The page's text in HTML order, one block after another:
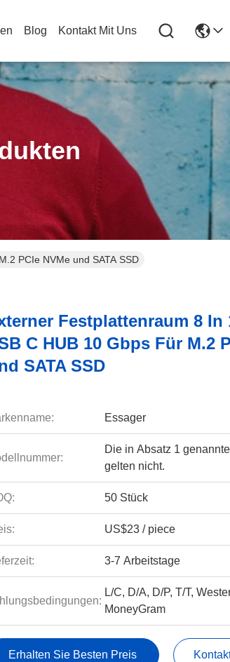
Blog Kontakt Mit Uns
PCIe NVMe und SATA SSD
Festplattenraum 8 In
C HUB 10 Gbps Für M.2
SATA SSD
Essager
Die in Absatz 1
gelten nicht.
50 Stück
US$23 / piece
3-7 Arbeitstage
L/C, D/A, D/P, T/T,
MoneyGram
Erhalten Sie Besten Preis